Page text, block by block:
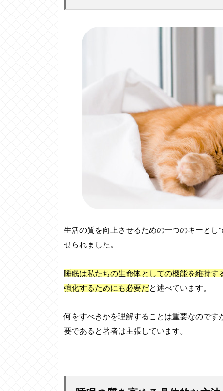
生活の質を向上させるための一つのキーと
せられました。
睡眠は私たちの生命体としての機能を維持
強化するためにも必要だと述べています。
何をすべきかを理解することは重要なのです
要であると著者は主張しています。